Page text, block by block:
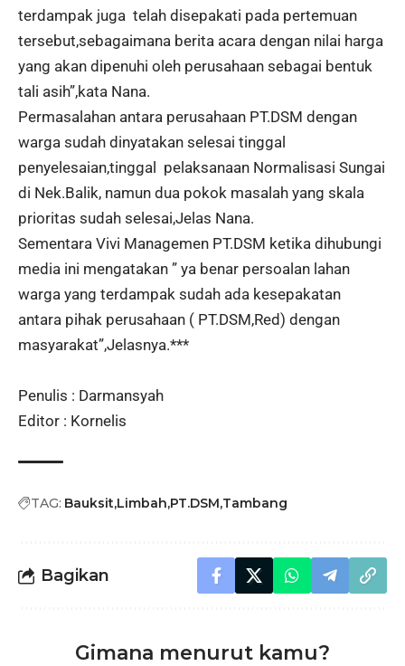
terdampak juga telah disepakati pada pertemuan
tersebut,sebagaimana berita acara dengan nilai harga
yang akan dipenuhi oleh perusahaan sebagai bentuk
tali asih”,kata Nana.
Permasalahan antara perusahaan PT.DSM dengan
warga sudah dinyatakan selesai tinggal
penyelesaian,tinggal pelaksanaan Normalisasi Sungai
di Nek.Balik, namun dua pokok masalah yang skala
prioritas sudah selesai,Jelas Nana.
Sementara Vivi Managemen PT.DSM ketika dihubungi
media ini mengatakan ” ya benar persoalan lahan
warga yang terdampak sudah ada kesepakatan
antara pihak perusahaan ( PT.DSM,Red) dengan
masyarakat”,Jelasnya.***
Penulis : Darmansyah
Editor : Kornelis
TAG: Bauksit Limbah PT.DSM Tambang
Bagikan
Gimana menurut kamu?